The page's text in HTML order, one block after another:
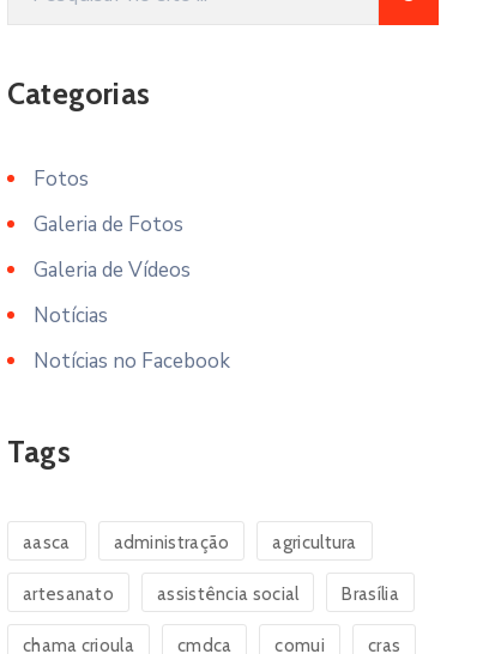
Categorias
Fotos
Galeria de Fotos
Galeria de Vídeos
Notícias
Notícias no Facebook
Tags
aasca administração agricultura
artesanato assistência social Brasília
chama crioula cmdca comui cras